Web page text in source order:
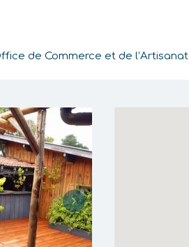
de Commerce et de l’Artisanat